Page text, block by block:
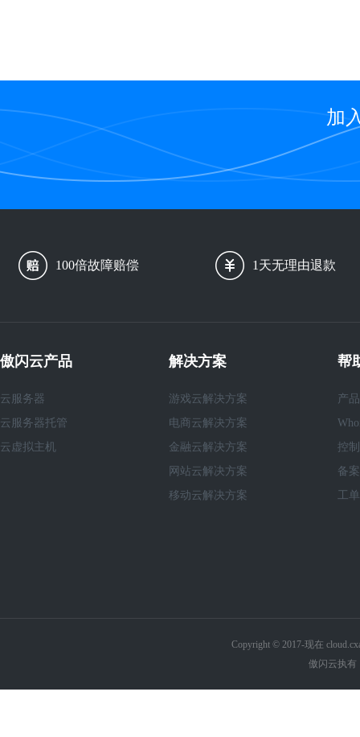
加
100倍故障赔偿 1天无理由退款
傲闪云产品
云服务器
云服务器托管
云虚拟主机
解决方案
游戏云解决方案
电商云解决方案
金融云解决方案
网站云解决方案
移动云解决方案
帮
产
控
备
工
Copyright © 2017-现在
傲闪云执有